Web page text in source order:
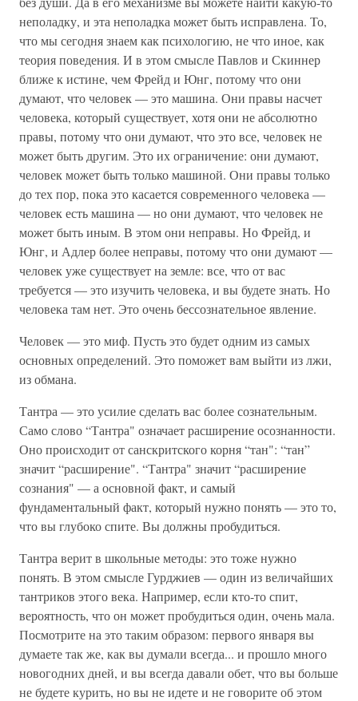
неполадку, и эта неполадка может быть исправлена. То,
что мы сегодня знаем как психологию, не что иное, как
теория поведения. И в этом смысле Павлов и Скиннер
ближе к истине, чем Фрейд и Юнг, потому что они
думают, что человек — это машина. Они правы насчет
человека, который существует, хотя они не абсолютно
правы, потому что они думают, что это все, человек не
может быть другим. Это их ограничение: они думают,
человек может быть только машиной. Они правы только
до тех пор, пока это касается современного человека —
человек есть машина — но они думают, что человек не
может быть иным. В этом они неправы. Но Фрейд, и
Юнг, и Адлер более неправы, потому что они думают —
человек уже существует на земле: все, что от вас
требуется — это изучить человека, и вы будете знать. Но
человека там нет. Это очень бессознательное явление.
Человек — это миф. Пусть это будет одним из самых
основных определений. Это поможет вам выйти из лжи,
из обмана.
Тантра — это усилие сделать вас более сознательным.
Само слово “Тантра" означает расширение осознанности.
Оно происходит от санскритского корня “тан": “тан”
значит “расширение". “Тантра" значит “расширение
сознания" — а основной факт, и самый
фундаментальный факт, который нужно понять — это то,
что вы глубоко спите. Вы должны пробудиться.
Тантра верит в школьные методы: это тоже нужно
понять. В этом смысле Гурджиев — один из величайших
тантриков этого века. Например, если кто-то спит,
вероятность, что он может пробудиться один, очень мала.
Посмотрите на это таким образом: первого января вы
думаете так же, как вы думали всегда... и прошло много
новогодних дней, и вы всегда давали обет, что вы больше
не будете курить, но вы не идете и не говорите об этом